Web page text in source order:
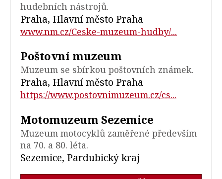
hudebních nástrojů.
Praha, Hlavní město Praha
www.nm.cz/Ceske-muzeum-hudby/...
Poštovní muzeum
Muzeum se sbírkou poštovních známek.
Praha, Hlavní město Praha
https://www.postovnimuzeum.cz/cs...
Motomuzeum Sezemice
Muzeum motocyklů zaměřené především
na 70. a 80. léta.
Sezemice, Pardubický kraj